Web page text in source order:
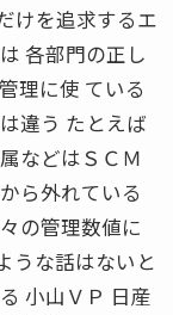
けを追求するエ
各部門の正し
理に使 ている
違う たとえば
などはＳＣＭ
ら外れている
の管理数値に
うな話はないと
小山ＶＰ 日産